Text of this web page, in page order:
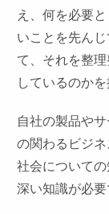
え、何を必要
いことを先ん
て、それを整
しているのか
自社の製品や
の関わるビジネ
社会について
深い知識が必要